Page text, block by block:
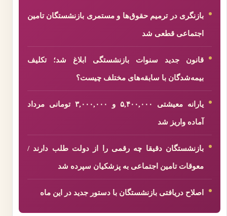
بازنگری در ترمیم حقوق‌ها و مستمری بازنشستگان تامین
اجتماعی قطعی شد
قانون جدید سنوات بازنشستگی ابلاغ شد؛ تکلیف
بیمه‌شدگان با سابقه‌های مختلف چیست؟
یارانه معیشتی ۵,۴۰۰,۰۰۰ و ۳,۰۰۰,۰۰۰ تومانی مرداد
آماده واریز شد
بازنشستگان دقیقا چه رقمی را از دولت طلب دارند /
معوقات تامین اجتماعی به پزشکیان سپرده شد
اصلاح دریافتی بازنشستگان با دستور جدید در این ماه